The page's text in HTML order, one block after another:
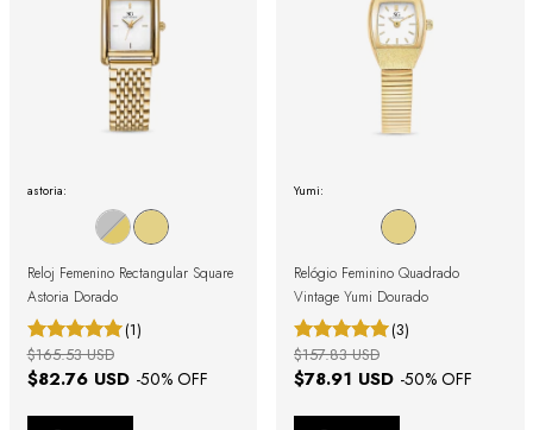
astoria:
Reloj Femenino Rectangular Square
Astoria Dorado
(1)
$82.76 USD -50% OFF
$165.53 USD
Yumi:
Relógio Feminino Quadrado
Vintage Yumi Dourado
(3)
$78.91 USD -50% OFF
$157.83 USD